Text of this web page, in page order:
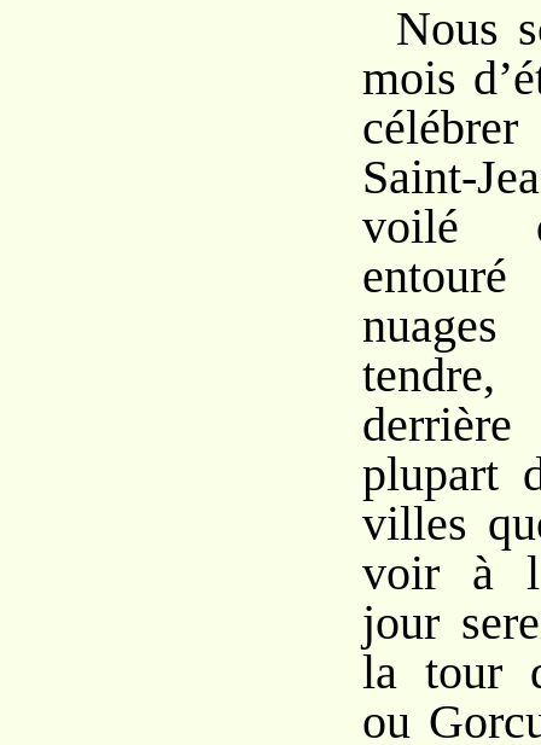
Nous
mois
célébrer
Saint-
voilé
plupart
villes
voir à
jour
la tour
ou